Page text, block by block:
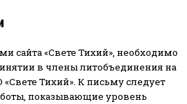
сайта «Свете Тихий», необходимо
в члены литобъединения на
Тихий». К письму следует
показывающие уровень